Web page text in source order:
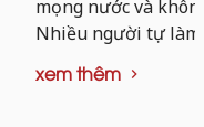
mọng nước và
Nhiều người tự
xem thêm